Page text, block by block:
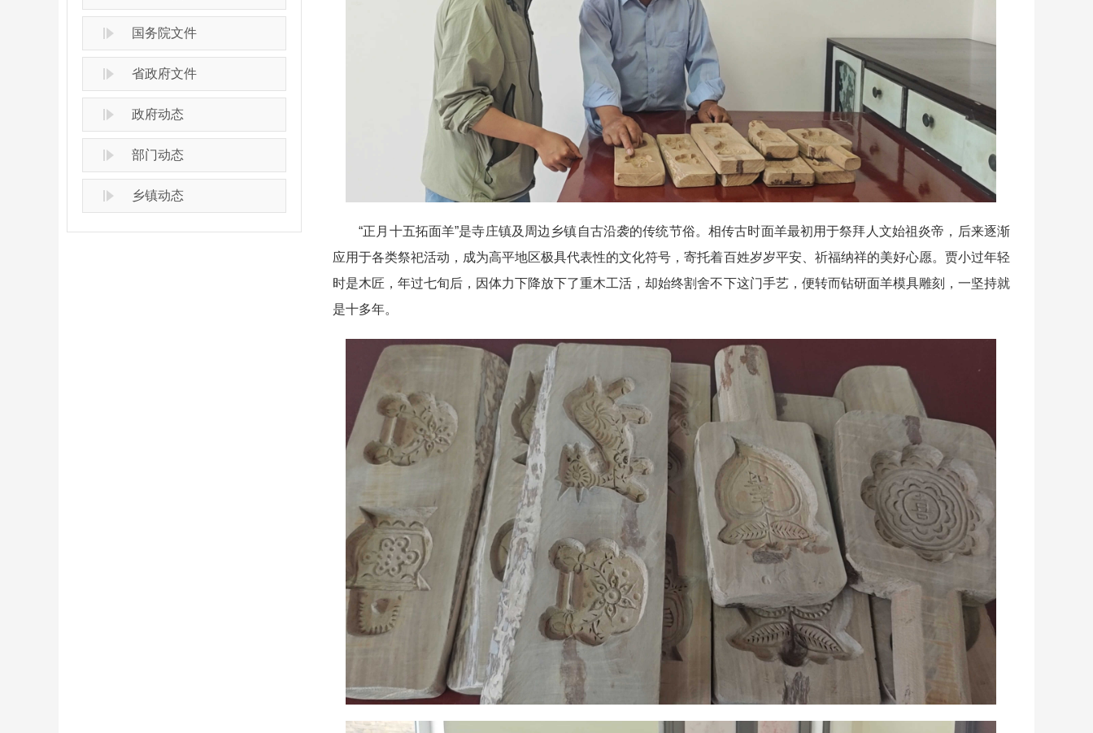
国务院文件
省政府文件
政府动态
部门动态
乡镇动态
“正月十五拓面羊”是寺庄镇及周边乡镇自古沿袭的传统节俗。相传古时面羊最初用于祭拜人文始祖炎帝，后来逐渐
应用于各类祭祀活动，成为高平地区极具代表性的文化符号，寄托着百姓岁岁平安、祈福纳祥的美好心愿。贾小过年轻
时是木匠，年过七旬后，因体力下降放下了重木工活，却始终割舍不下这门手艺，便转而钻研面羊模具雕刻，一坚持就
是十多年。